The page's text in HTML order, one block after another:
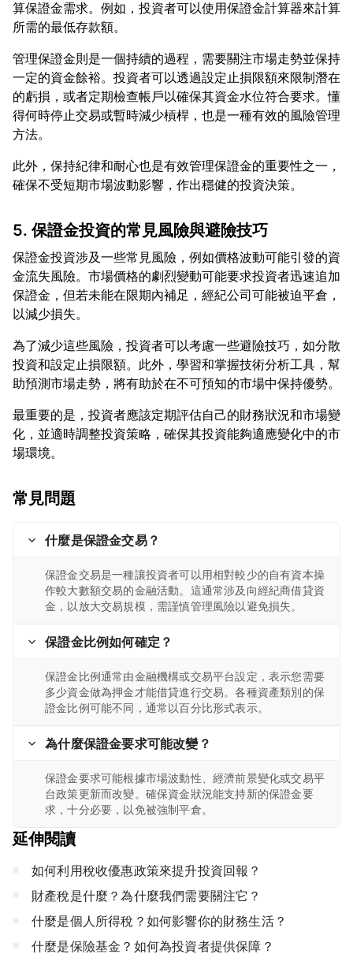
算保證金需求。例如，投資者可以使用保證金計算器來計算
管理保證金則是一個持續的過程，需要關注市場走勢並保持
一定的資金餘裕。投資者可以透過設定止損限額來限制潛在
的虧損，或者定期檢查帳戶以確保其資金水位符合要求。懂
得何時停止交易或暫時減少槓桿，也是一種有效的風險管理
此外，保持紀律和耐心也是有效管理保證金的重要性之一，
5. 保證金投資的常見風險與避險技巧
保證金投資涉及一些常見風險，例如價格波動可能引發的資
金流失風險。市場價格的劇烈變動可能要求投資者迅速追加
保證金，但若未能在限期內補足，經紀公司可能被迫平倉，
為了減少這些風險，投資者可以考慮一些避險技巧，如分散
投資和設定止損限額。此外，學習和掌握技術分析工具，幫
最重要的是，投資者應該定期評估自己的財務狀況和市場變
化，並適時調整投資策略，確保其投資能夠適應變化中的市
常見問題
什麼是保證金交易？
保證金交易是一種讓投資者可以用相對較少的自有資本操
作較大數額交易的金融活動。這通常涉及向經紀商借貸資
金，以放大交易規模，需謹慎管理風險以避免損失。
保證金比例如何確定？
保證金比例通常由金融機構或交易平台設定，表示您需要
多少資金做為押金才能借貸進行交易。各種資產類別的保
證金比例可能不同，通常以百分比形式表示。
為什麼保證金要求可能改變？
保證金要求可能根據市場波動性、經濟前景變化或交易平
台政策更新而改變。確保資金狀況能支持新的保證金要
求，十分必要，以免被強制平倉。
延伸閱讀
如何利用稅收優惠政策來提升投資回報？
財產稅是什麼？為什麼我們需要關注它？
什麼是個人所得稅？如何影響你的財務生活？
什麼是保險基金？如何為投資者提供保障？